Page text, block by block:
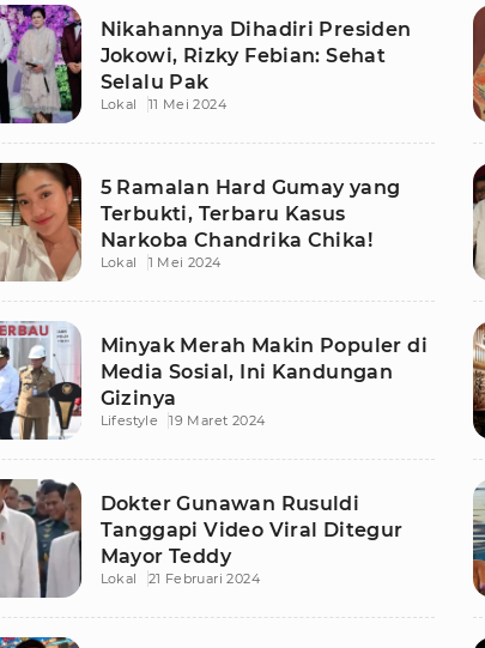
Nikahannya Dihadiri Presiden
Jokowi, Rizky Febian: Sehat
Selalu Pak
Lokal 11 Mei 2024
5 Ramalan Hard Gumay yang
Terbukti, Terbaru Kasus
Narkoba Chandrika Chika!
Lokal 1 Mei 2024
Minyak Merah Makin Populer di
Media Sosial, Ini Kandungan
Gizinya
Lifestyle 19 Maret 2024
Dokter Gunawan Rusuldi
Tanggapi Video Viral Ditegur
Mayor Teddy
Lokal 21 Februari 2024